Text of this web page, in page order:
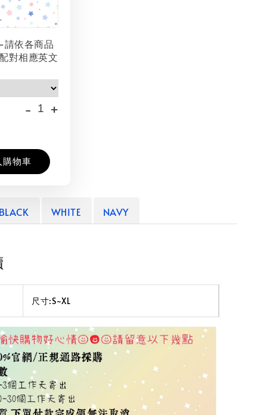
依各商品
對相應英文
- +
購物車
WHITE NAVY
尺寸:S~XL